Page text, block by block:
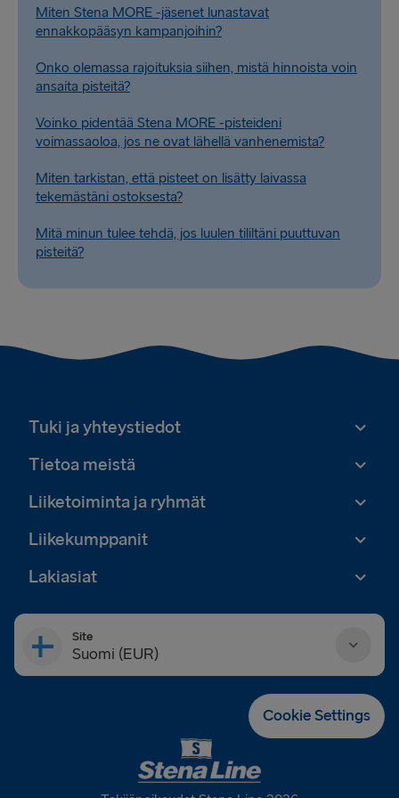
Miten Stena MORE -jäsenet lunastavat
ennakkopääsyn kampanjoihin?
Onko olemassa rajoituksia siihen, mistä hinnoista voin
ansaita pisteitä?
Voinko pidentää Stena MORE -pisteideni
voimassaoloa, jos ne ovat lähellä vanhenemista?
Miten tarkistan, että pisteet on lisätty laivassa
tekemästäni ostoksesta?
Mitä minun tulee tehdä, jos luulen tililtäni puuttuvan
pisteitä?
Tuki ja yhteystiedot
Tietoa meistä
Liiketoiminta ja ryhmät
Liikekumppanit
Lakiasiat
Site
Suomi (EUR)
Cookie Settings